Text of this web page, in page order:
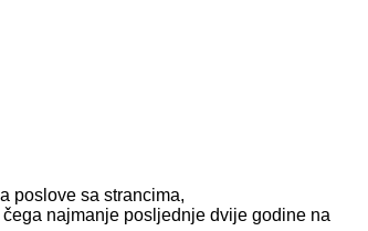
poslove sa strancima,
najmanje posljednje dvije godine na